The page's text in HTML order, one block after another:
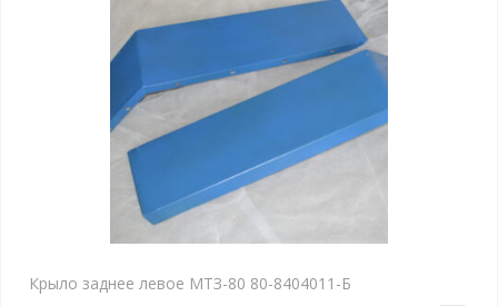
Крыло заднее левое МТЗ-80 80-8404011-Б